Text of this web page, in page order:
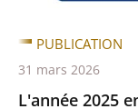
L'année 2025
PUBLICATION
31 mars 2026